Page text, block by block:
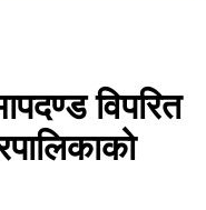
विपरित